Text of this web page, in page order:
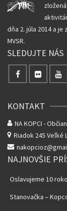
dňa 2. júla 2014 a
MVSR.
SLEDUJTE NÁS
KONTAKT
NA KOPCI -
Riadok 245 Veľké
NAJNOVŠIE
Oslavujeme 10
Stanovačka –